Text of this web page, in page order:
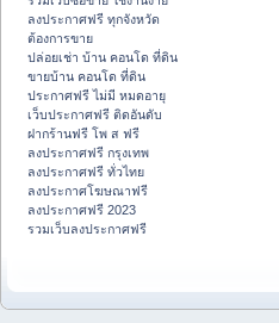
ลงประกาศฟรี ทุกจังหวัด
ต้องการขาย
ปล่อยเช่า บ้าน คอนโด ที่ดิน
ขายบ้าน คอนโด ที่ดิน
ประกาศฟรี ไม่มี หมดอายุ
เว็บประกาศฟรี ติดอันดับ
ฝากร้านฟรี โพ ส ฟรี
ลงประกาศฟรี กรุงเทพ
ลงประกาศฟรี ทั่วไทย
ลงประกาศโฆษณาฟรี
ลงประกาศฟรี 2023
รวมเว็บลงประกาศฟรี